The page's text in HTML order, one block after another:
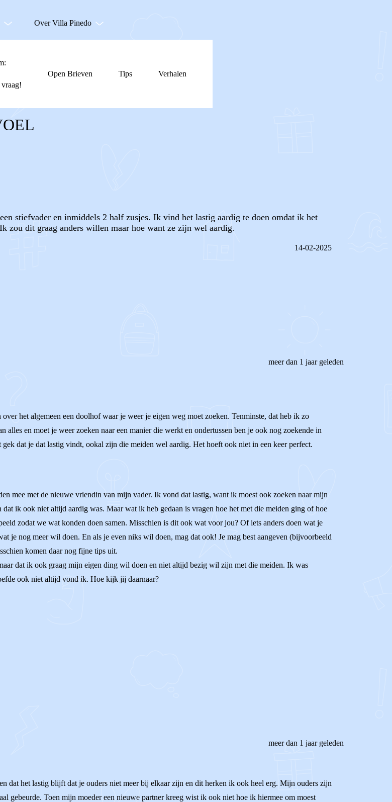
Over Villa Pinedo
Open Brieven Tips Verhalen
stiefvader en inmiddels 2 half zusjes. Ik vind het lastig aardig te doen omdat ik het
dit graag anders willen maar hoe want ze zijn wel aardig.
14-02-2025
meer dan 1 jaar geleden
het algemeen een doolhof waar je weer je eigen weg moet zoeken. Tenminste, dat heb ik zo
en moet je weer zoeken naar een manier die werkt en ondertussen ben je ook nog zoekende in
dat je dat lastig vindt, ookal zijn die meiden wel aardig. Het hoeft ook niet in een keer perfect.
mee met de nieuwe vriendin van mijn vader. Ik vond dat lastig, want ik moest ook zoeken naar mijn
ik ook niet altijd aardig was. Maar wat ik heb gedaan is vragen hoe het met die meiden ging of hoe
zodat we wat konden doen samen. Misschien is dit ook wat voor jou? Of iets anders doen wat je
je nog meer wil doen. En als je even niks wil doen, mag dat ook! Je mag best aangeven (bijvoorbeeld
komen daar nog fijne tips uit.
dat ik ook graag mijn eigen ding wil doen en niet altijd bezig wil zijn met die meiden. Ik was
ook niet altijd vond ik. Hoe kijk jij daarnaar?
meer dan 1 jaar geleden
dat het lastig blijft dat je ouders niet meer bij elkaar zijn en dit herken ik ook heel erg. Mijn ouders zijn
gebeurde. Toen mijn moeder een nieuwe partner kreeg wist ik ook niet hoe ik hiermee om moest